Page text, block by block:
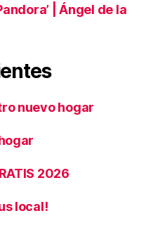
| Ángel de la
nuevo hogar
2026
local!